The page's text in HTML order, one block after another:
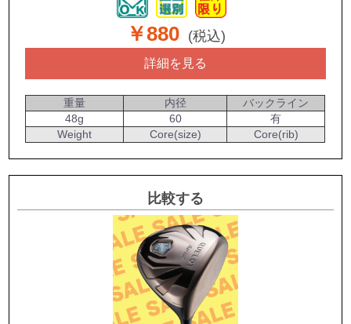
￥880 (税込)
詳細を見る
重量 内径
バックライン
48g
60
有
Weight
Core(size) Core(rib)
比較する